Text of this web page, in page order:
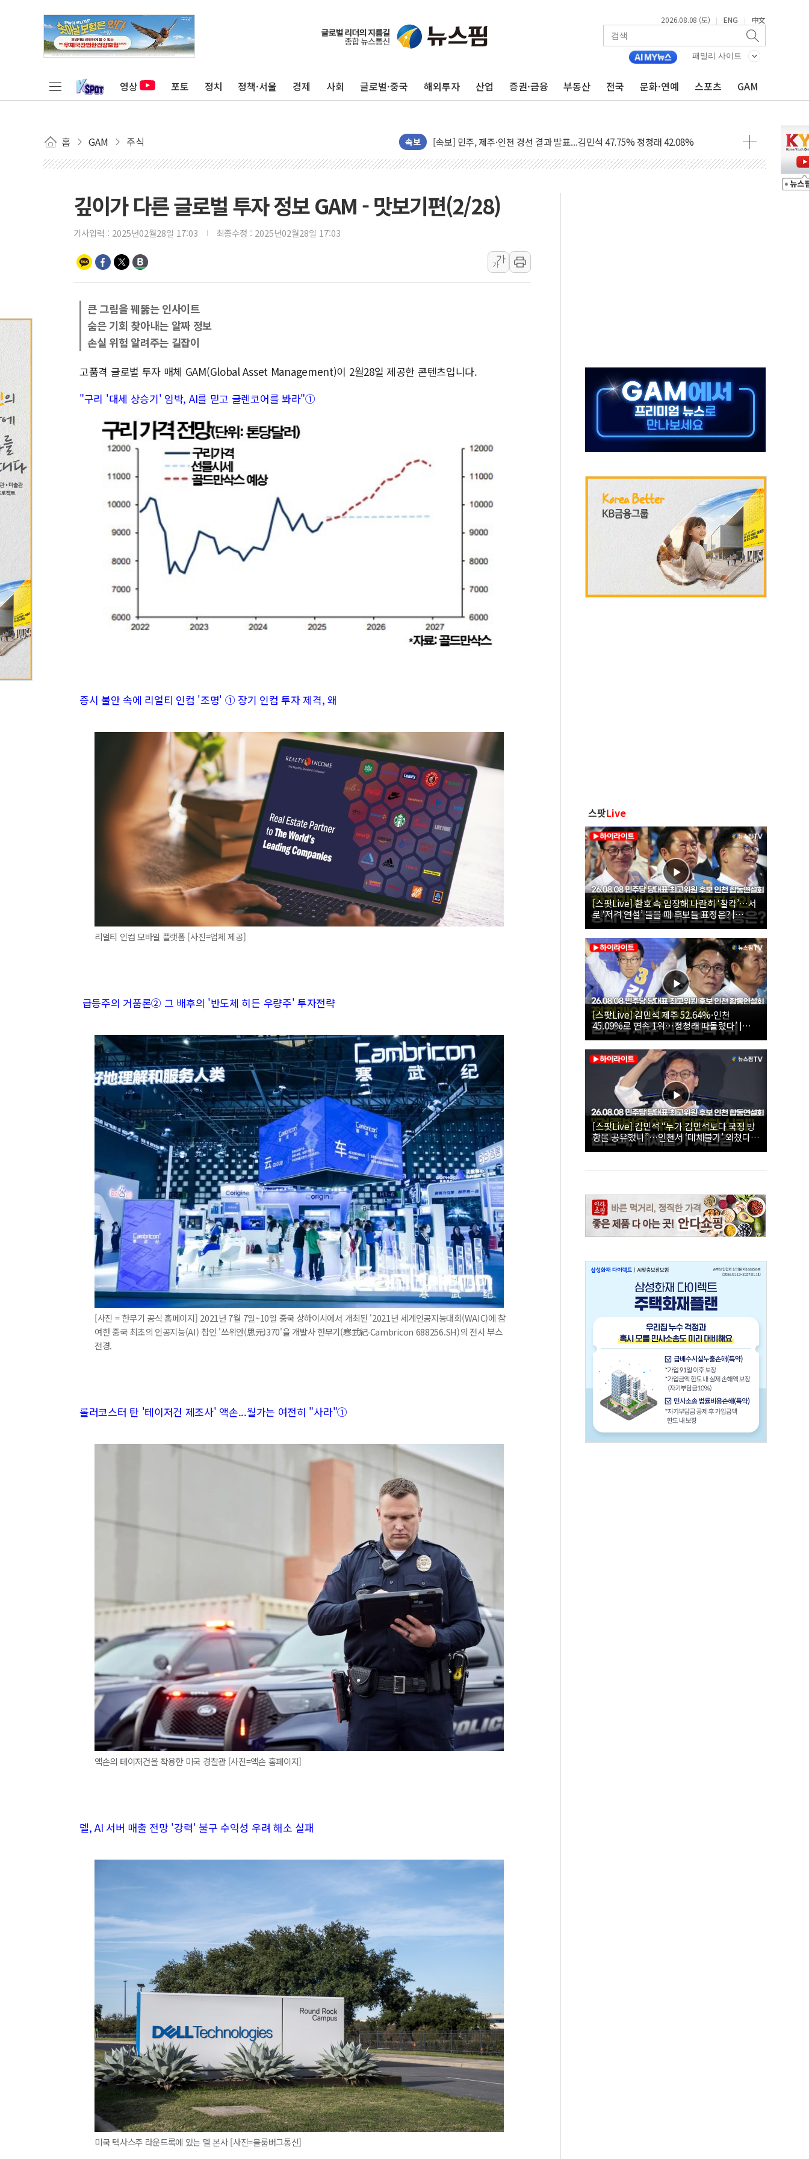
2026.08.08 (토) | ENG | 中文
패밀리 사이트
영상 포토 정치 정책·서울 경제 사회 글로벌·중국 해외투자 산업 증권·금융 부동산 전국 문화·연예 스포츠 GAM
홈 GAM 주식 속보
울진·영덕 '호우특보'-포항 '산사태 주의보'...경북도, 호우 피해·통제구간 없어
[종합] 김민석, 정청래에 '0.86%p' 차 재역전 성공...金 45.42% vs 鄭 44.56%
김민석, 2주차 제주·인천 경선서 정청래에 승리...47.75% vs 42.08%
인사하는 김민석 당대표 후보
[속보] 민주, 인천 경선 결과 발표...김민석 45.09% 정청래 43.27% 송영길 11.63%
[속보] 민주, 제주 경선 결과 발표...김민석 52.64% 정청래 39.89% 송영길 7.47%
美, 이란전 출구전략 만지작…공습 한계·탄약 부족 현실화
강릉·동해·삼척 시간당 최대 50㎜ 폭우…강원 동해안 강한 비 이어져
서울 중랑구 주택가서 흉기 난동…60대 남성 2명 숨져
李대통령 "결혼 때문에 손해 보는 일 없게"…'결혼 페널티' 22개 과제 손본다
여수 오동도 인근 해상서 모터보트 전복…1명 사망·1명 실종
李대통령, ISA 개편 재검토 지시…與 "적극 환영"·野 "졸속 국정"
깊이가 다른 글로벌 투자 정보 GAM - 맛보기편(2/28)
기사입력 : 2025년02월28일 17:03 최종수정 : 2025년02월28일 17:03
가
가
큰 그림을 꿰뚫는 인사이트
숨은 기회 찾아내는 알짜 정보
손실 위험 알려주는 길잡이
고품격 글로벌 투자 매체 GAM(Global Asset Management)이 2월28일 제공한 콘텐츠입니다.
"구리 '대세 상승기' 임박, AI를 믿고 글렌코어를 봐라"①
증시 불안 속에 리얼티 인컴 '조명' ① 장기 인컴 투자 제격, 왜
리얼티 인컴 모바일 플랫폼 [사진=업체 제공]
급등주의 거품론② 그 배후의 '반도체 히든 우량주' 투자전략
[사진 = 한무기 공식 홈페이지] 2021년 7월 7일~10일 중국 상하이시에서 개최된 '2021년 세계인공지능대회(WAIC)에 참
여한 중국 최초의 인공지능(AI) 칩인 '쓰위안(思元)370'을 개발사 한무기(寒武紀∙Cambricon 688256.SH)의 전시 부스
전경.
롤러코스터 탄 '테이저건 제조사' 액손...월가는 여전히 "사라"①
액손의 테이저건을 착용한 미국 경찰관 [사진=액손 홈페이지]
델, AI 서버 매출 전망 '강력' 불구 수익성 우려 해소 실패
미국 텍사스주 라운드록에 있는 델 본사 [사진=블룸버그통신]
스팟Live
[스팟Live] 환호 속 입장해 나란히 ‘찰칵’…서
로 ‘저격 연설’ 들을 때 후보들 표정은? |
26.08.08 더불어민주당 당대표·최고위원 후
보 인천 합동연설회
[스팟Live] 김민석 제주 52.64%·인천
45.09%로 연속 1위…정청래 따돌렸다’ |
26.08.08 더불어민주당 당대표·최고위원 후
보 인천 합동연설회
[스팟Live] 김민석 “누가 김민석보다 국정 방
향을 공유했나”…인천서 ‘대체불가’ 외쳤다 |
26.08.08 더불어민주당 당대표·최고위원 후